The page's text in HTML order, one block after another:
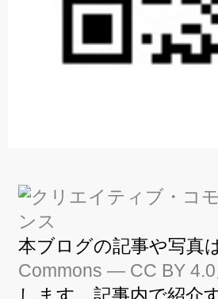
本ブログの記事や写真
Commons — CC BY 4.0